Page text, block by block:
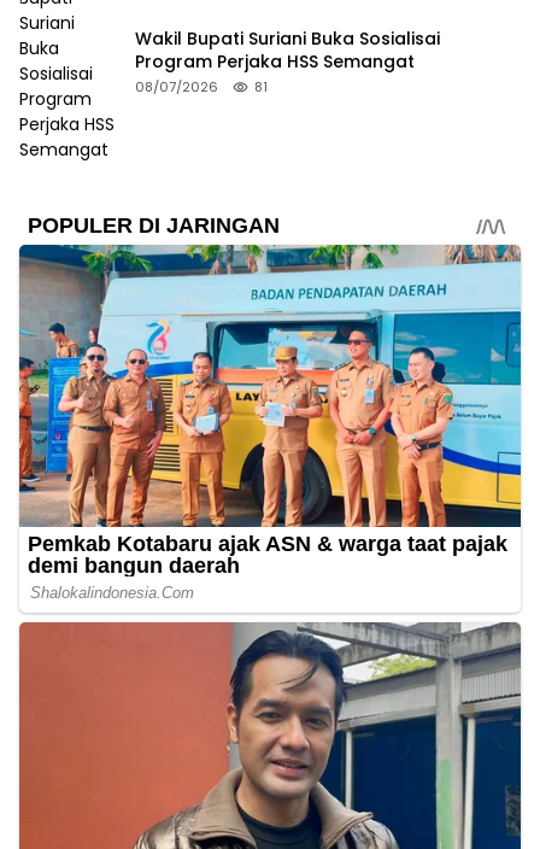
Wakil Bupati Suriani Buka Sosialisai
Program Perjaka HSS Semangat
08/07/2026 81